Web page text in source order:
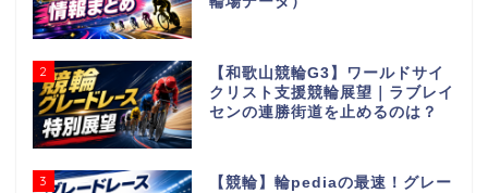
2
【和歌山競輪G3】ワールドサイ
クリスト支援競輪展望｜ラブレイ
センの連勝街道を止めるのは？
3
【競輪】輪pediaの最速！グレー